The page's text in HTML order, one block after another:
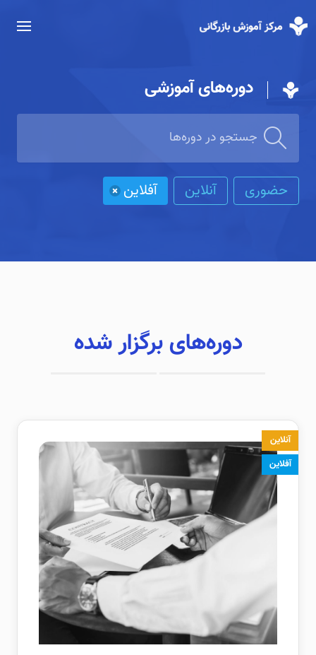
دوره‌های آموزشی
حضوری آنلاین آفلاین
دوره‌های برگزار شده
آنلاین
آفلاین